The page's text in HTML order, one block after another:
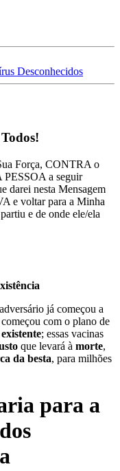
Desconhecidos
Força, CONTRA o
a seguir
darei nesta Mensagem
e voltar para a Minha
e de onde ele/ela
já começou a
começou com o plano de
; essas vacinas
que levará à morte,
da besta, para milhões
para a